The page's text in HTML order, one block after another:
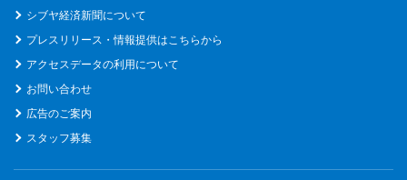
シブヤ経済新聞について
プレスリリース・情報提供はこちらから
アクセスデータの利用について
お問い合わせ
広告のご案内
スタッフ募集